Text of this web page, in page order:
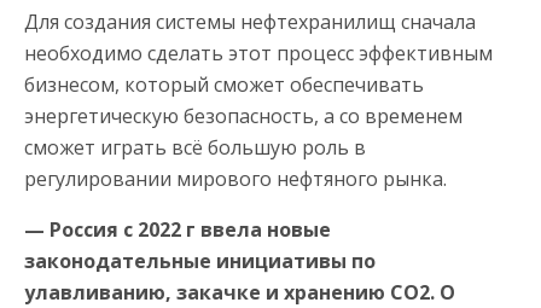
Для создания системы нефтехранилищ сначала
необходимо сделать этот процесс эффективным
бизнесом, который сможет обеспечивать
энергетическую безопасность, а со временем
сможет играть всё большую роль в
регулировании мирового нефтяного рынка.
— Россия с 2022 г ввела новые
законодательные инициативы по
улавливанию, закачке и хранению СО2. О